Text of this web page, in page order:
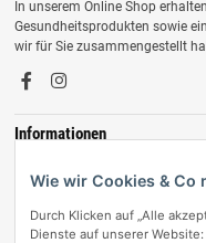
In unserem Online Shop
Gesundheitsprodukten sowie
wir für Sie zusammengestellt
Informationen
Zahlungsmöglichkeiten
Wie wir Cookies & Co
Durch Klicken auf „Alle
Dienste auf unserer